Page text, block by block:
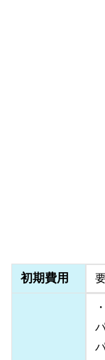
初期費用